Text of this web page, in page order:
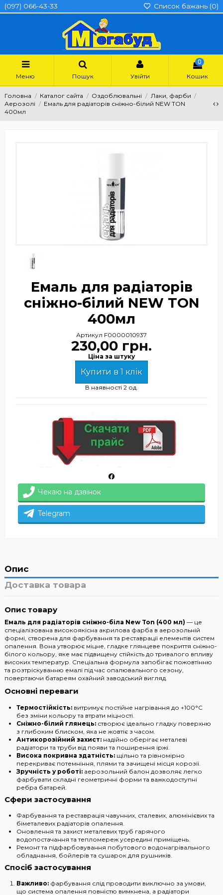
(097) 066-43-33 Список бажань (0)
Меню Пошук Увійти
0
Кошик
Головна Каталог сайта Оздоблювальні
Лаки, фарби
Аерозолі
Емаль для радіаторів сніжно-білий NEW TON
400мл
Емаль для радіаторів
сніжно-білий NEW TON
400мл
Артикул F0000010937
230,00 грн.
Ціна за штуку
Купити в 1 клік
В наявності 2 од.
Чекаю на дзвінок
Telegram
Опис
Доставка товара
Опис товару
Емаль для радіаторів сніжно-біла New Ton (400 мл) — це
спеціалізована високоякісна акрилова фарба в аерозольній
формі, створена для фарбування та реставрації елементів систем
опалення. Вона утворює міцне, гладке глянцеве покриття сніжно-
білого кольору, яке має підвищену стійкість до тривалого впливу
високих температур. Спеціальна формула запобігає пожовтінню
та розтріскуванню емалі під час опалювального сезону,
повертаючи батареям охайний заводський вигляд.
Основні переваги
Термостійкість: витримує постійне нагрівання до +100°C
без зміни кольору та втрати міцності.
Сніжно-білий глянець: створює ідеально гладку поверхню
з глибоким блиском, яка не жовтіє з часом.
Антикорозійний захист: надійно оберігає металеві
радіатори та труби від появи та поширення іржі.
Висока покривна здатність: щільно та рівномірно
перекриває потемніння, плями та зачищені місця корозії.
Зручність у роботі: аерозольний балон дозволяє легко
фарбувати складні геометричні форми та важкодоступні
ребра батарей.
Сфери застосування
Фарбування та реставрація чавунних, сталевих, алюмінієвих та
біметалевих радіаторів опалення.
Оновлення та захист металевих труб гарячого
водопостачання та тепломереж усередині приміщень.
Ремонт та підфарбовування побутового водонагрівального
обладнання, бойлерів та сушарок для рушників.
Спосіб застосування
Важливо: фарбування слід проводити виключно за умови,
що система опалення повністю вимкнена, а радіатори